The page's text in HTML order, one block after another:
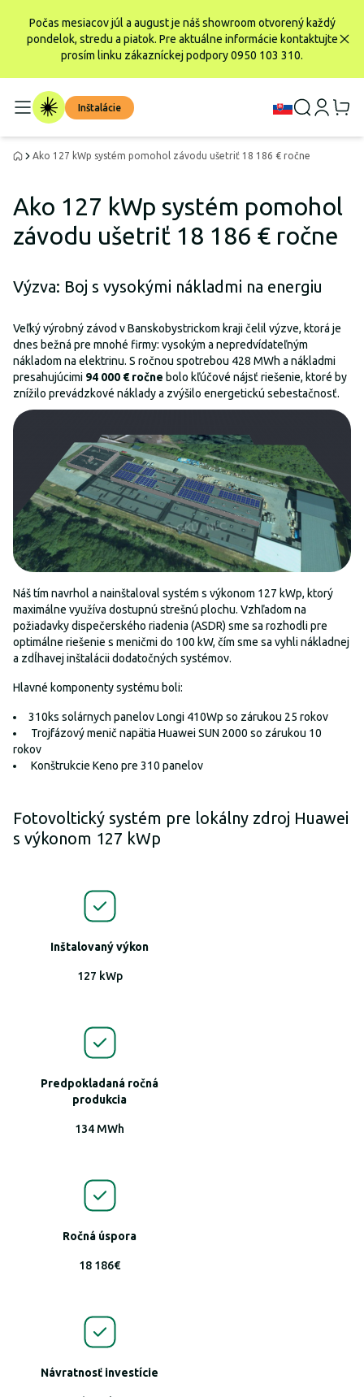
Počas mesiacov júl a august je náš showroom otvorený každý
pondelok, stredu a piatok. Pre aktuálne informácie kontaktujte
prosím linku zákazníckej podpory 0950 103 310.
Inštalácie
Ako 127 kWp systém pomohol závodu ušetriť 18 186 € ročne
Ako 127 kWp systém pomohol
závodu ušetriť 18 186 € ročne
Výzva: Boj s vysokými nákladmi na energiu
Veľký výrobný závod v Banskobystrickom kraji čelil výzve, ktorá je
dnes bežná pre mnohé firmy: vysokým a nepredvídateľným
nákladom na elektrinu. S ročnou spotrebou 428 MWh a nákladmi
presahujúcimi 94 000 € ročne bolo kľúčové nájsť riešenie, ktoré by
znížilo prevádzkové náklady a zvýšilo energetickú sebestačnosť.
Náš tím navrhol a nainštaloval systém s výkonom 127 kWp, ktorý
maximálne využíva dostupnú strešnú plochu. Vzhľadom na
požiadavky dispečerského riadenia (ASDR) sme sa rozhodli pre
optimálne riešenie s meničmi do 100 kW, čím sme sa vyhli nákladnej
a zdĺhavej inštalácii dodatočných systémov.
Hlavné komponenty systému boli:
310ks solárnych panelov Longi 410Wp so zárukou 25 rokov
Trojfázový menič napätia Huawei SUN 2000 so zárukou 10
rokov
Konštrukcie Keno pre 310 panelov
Fotovoltický systém pre lokálny zdroj Huawei
s výkonom 127 kWp
Inštalovaný výkon
127 kWp
Predpokladaná ročná
produkcia
134 MWh
Ročná úspora
18 186€
Návratnosť investície